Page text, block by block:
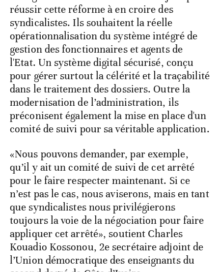
réussir cette réforme à en croire des
syndicalistes. Ils souhaitent la réelle
opérationnalisation du système intégré de
gestion des fonctionnaires et agents de
l'Etat. Un système digital sécurisé, conçu
pour gérer surtout la célérité et la traçabilité
dans le traitement des dossiers. Outre la
modernisation de l’administration, ils
préconisent également la mise en place d'un
comité de suivi pour sa véritable application.
«Nous pouvons demander, par exemple,
qu’il y ait un comité de suivi de cet arrêté
pour le faire respecter maintenant. Si ce
n’est pas le cas, nous aviserons, mais en tant
que syndicalistes nous privilégierons
toujours la voie de la négociation pour faire
appliquer cet arrêté​​», soutient Charles
Kouadio Kossonou, 2e secrétaire adjoint de
l’Union démocratique des enseignants du